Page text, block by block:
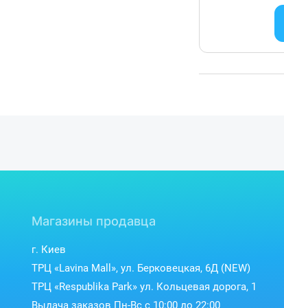
без уведомления.
Магазины продавца
г. Киев
ТРЦ «Lavina Mall», ул. Берковецкая, 6Д (NEW)
ТРЦ «Respublika Park» ул. Кольцевая дорога, 1
Выдача заказов Пн-Вс с 10:00 до 22:00